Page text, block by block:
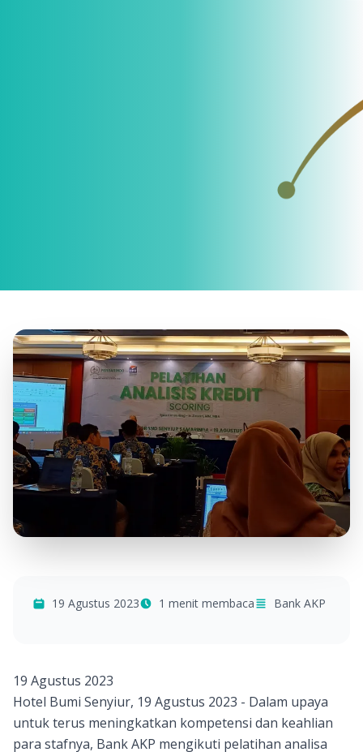
19 Agustus 2023 1 menit membaca Bank AKP
19 Agustus 2023
Hotel Bumi Senyiur, 19 Agustus 2023 - Dalam upaya
untuk terus meningkatkan kompetensi dan keahlian
para stafnya, Bank AKP mengikuti pelatihan analisa